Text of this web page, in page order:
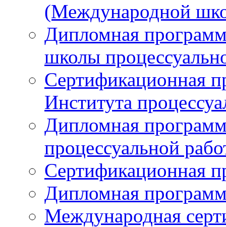
(Международной
Дипломная
школы
Сертификационная
Института
Дипломная
процессуальной
Сертификационная
Дипломная
Международная